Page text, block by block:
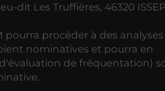
dit Les Truffières, 46320
pourra procéder à des analyses
nominatives et pourra en
de fréquentation)